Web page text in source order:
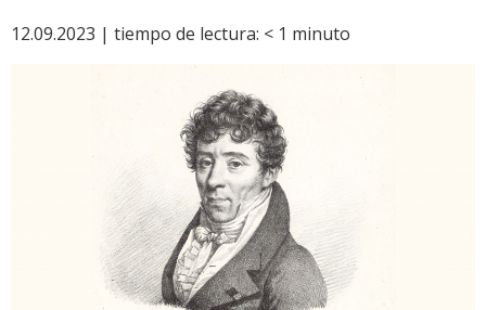
12.09.2023 | tiempo de lectura: < 1 minuto